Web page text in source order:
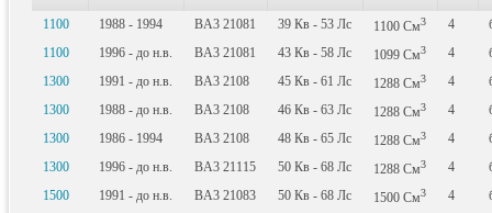
1100 1988 - 1994 BA3 21081 39 Кв - 53 Лс 1100 См3 4
1100
1996 - до н.в. BA3 21081 43 Кв - 58 Лс 1099 См3 4
1300
1991 - до н.в. BA3 2108 45 Кв - 61 Лс 1288 См3 4
1300
1988 - до н.в. BA3 2108 46 Кв - 63 Лс 1288 См3 4
1300
1986 - 1994 BA3 2108 48 Кв - 65 Лс 1288 См3 4
1300
1996 - до н.в. BA3 21115 50 Кв - 68 Лс 1288 См3 4
1500
1991 - до н.в. BA3 21083 50 Кв - 68 Лс 1500 См3 4